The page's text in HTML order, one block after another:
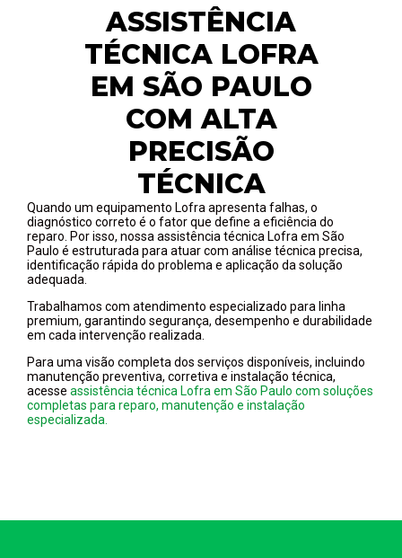
ASSISTÊNCIA
TÉCNICA LOFRA
EM SÃO PAULO
COM ALTA
PRECISÃO
TÉCNICA
Quando um equipamento Lofra apresenta falhas, o
diagnóstico correto é o fator que define a eficiência do
reparo. Por isso, nossa assistência técnica Lofra em São
Paulo é estruturada para atuar com análise técnica precisa,
identificação rápida do problema e aplicação da solução
adequada.
Trabalhamos com atendimento especializado para linha
premium, garantindo segurança, desempenho e durabilidade
em cada intervenção realizada.
Para uma visão completa dos serviços disponíveis, incluindo
manutenção preventiva, corretiva e instalação técnica,
acesse assistência técnica Lofra em São Paulo com soluções
completas para reparo, manutenção e instalação
especializada.